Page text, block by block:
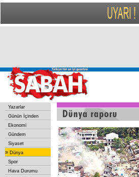
Yazarlar
Günün İçinden
Ekonomi
Gündem
Siyaset
» Dünya
Spor
Hava Durumu